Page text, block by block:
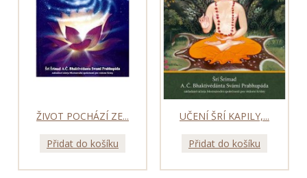
ŽIVOT POCHÁZÍ ZE...
Přidat do košíku
UČENÍ ŠRÍ KAPILY,...
Přidat do košíku